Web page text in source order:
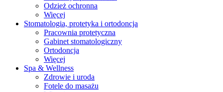
Odzież ochronna
Więcej
Stomatologia, protetyka i ortodoncja
Pracownia protetyczna
Gabinet stomatologiczny
Ortodoncja
Więcej
Spa & Wellness
Zdrowie i uroda
Fotele do masażu